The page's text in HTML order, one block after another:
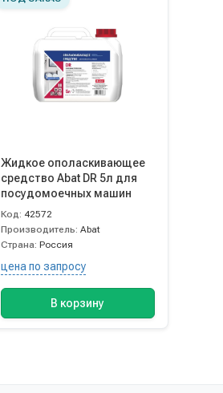
Жидкое ополаскивающее
средство Abat DR 5л для
посудомоечных машин
Код: 42572
Производитель: Abat
Страна: Россия
цена по запросу
В корзину